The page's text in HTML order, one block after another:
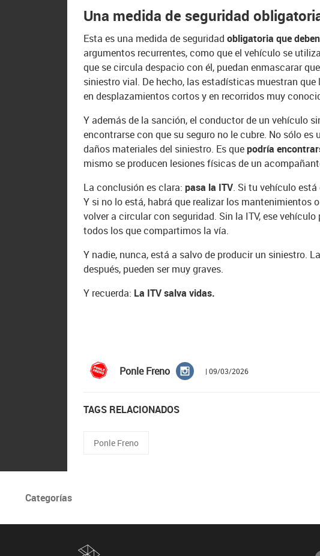
Una medida de seguridad
Esta es una medida de seguridadobligatoria que
argumentos recurrentes, como que el vehículo se
que se circula despacio con él, puedan enmascarar
siniestro vial. De hecho, las estadísticas muestran
en desplazamientos cortos y en recorridos muy
Y además de la sanción, el conductor de un vehículo
encontrarse con que su seguro no le cubre. No sólo
daños materiales del siniestro. Es quepodría
mismo se producen lesiones físicas de un
La conclusión es clara: pasa la ITV. Si tu vehículo
Y si no lo está, habrá que realizar los mantenimientos
volver a circular con seguridad. Sin la ITV, ese
todos los que compartimos la vía.
Y nadie, nunca, está a salvo de producir un siniestro.
después, pueden ser muy graves.
Y recuerda: La ITV salva vidas.
Ponle Freno | 09/03/2026
TAGS RELACIONADOS
Ponle Freno
Categorías